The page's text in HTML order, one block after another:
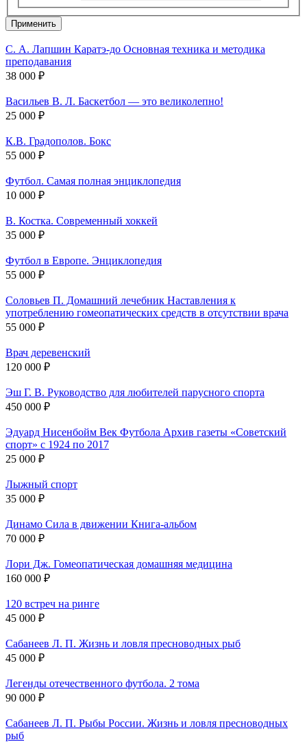
Применить
С. А. Лапшин Каратэ-до Основная техника и методика
преподавания
38 000 ₽
Васильев В. Л. Баскетбол — это великолепно!
25 000 ₽
К.В. Градополов. Бокс
55 000 ₽
Футбол. Самая полная энциклопедия
10 000 ₽
В. Костка. Современный хоккей
35 000 ₽
Футбол в Европе. Энциклопедия
55 000 ₽
Соловьев П. Домашний лечебник Наставления к
употреблению гомеопатических средств в отсутствии врача
55 000 ₽
Врач деревенский
120 000 ₽
Эш Г. В. Руководство для любителей парусного спорта
450 000 ₽
Эдуард Нисенбойм Век Футбола Архив газеты «Советский
спорт» с 1924 по 2017
25 000 ₽
Лыжный спорт
35 000 ₽
Динамо Сила в движении Книга-альбом
70 000 ₽
Лори Дж. Гомеопатическая домашняя ­медицина
160 000 ₽
120 встреч на ринге
45 000 ₽
Сабанеев Л. П. Жизнь и ловля пресноводных рыб
45 000 ₽
Легенды отечественного футбола. 2 тома
90 000 ₽
Сабанеев Л. П. Рыбы России. Жизнь и ловля пресноводных
рыб